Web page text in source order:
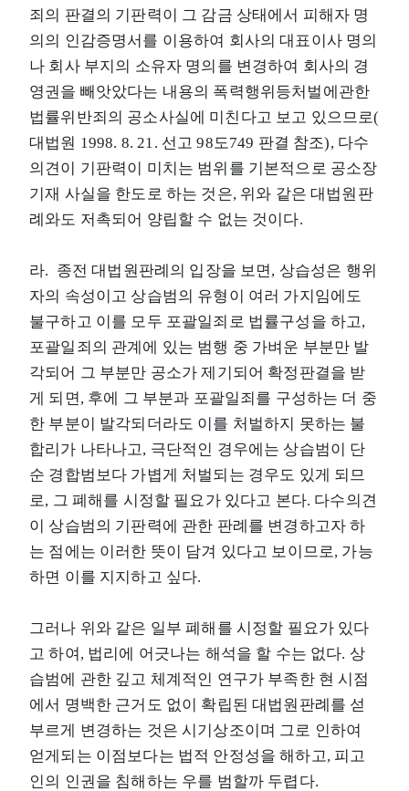
죄의 판결의 기판력이 그 감금 상태에서 피해자 명
의의 인감증명서를 이용하여 회사의 대표이사 명의
나 회사 부지의 소유자 명의를 변경하여 회사의 경
영권을 빼앗았다는 내용의 폭력행위등처벌에관한
법률위반죄의 공소사실에 미친다고 보고 있으므로(
대법원 1998. 8. 21. 선고 98도749 판결 참조), 다수
의견이 기판력이 미치는 범위를 기본적으로 공소장
기재 사실을 한도로 하는 것은, 위와 같은 대법원판
례와도 저촉되어 양립할 수 없는 것이다.
라. 종전 대법원판례의 입장을 보면, 상습성은 행위
자의 속성이고 상습범의 유형이 여러 가지임에도
불구하고 이를 모두 포괄일죄로 법률구성을 하고,
포괄일죄의 관계에 있는 범행 중 가벼운 부분만 발
각되어 그 부분만 공소가 제기되어 확정판결을 받
게 되면, 후에 그 부분과 포괄일죄를 구성하는 더 중
한 부분이 발각되더라도 이를 처벌하지 못하는 불
합리가 나타나고, 극단적인 경우에는 상습범이 단
순 경합범보다 가볍게 처벌되는 경우도 있게 되므
로, 그 폐해를 시정할 필요가 있다고 본다. 다수의견
이 상습범의 기판력에 관한 판례를 변경하고자 하
는 점에는 이러한 뜻이 담겨 있다고 보이므로, 가능
하면 이를 지지하고 싶다.
그러나 위와 같은 일부 폐해를 시정할 필요가 있다
고 하여, 법리에 어긋나는 해석을 할 수는 없다. 상
습범에 관한 깊고 체계적인 연구가 부족한 현 시점
에서 명백한 근거도 없이 확립된 대법원판례를 섣
부르게 변경하는 것은 시기상조이며 그로 인하여
얻게되는 이점보다는 법적 안정성을 해하고, 피고
인의 인권을 침해하는 우를 범할까 두렵다.